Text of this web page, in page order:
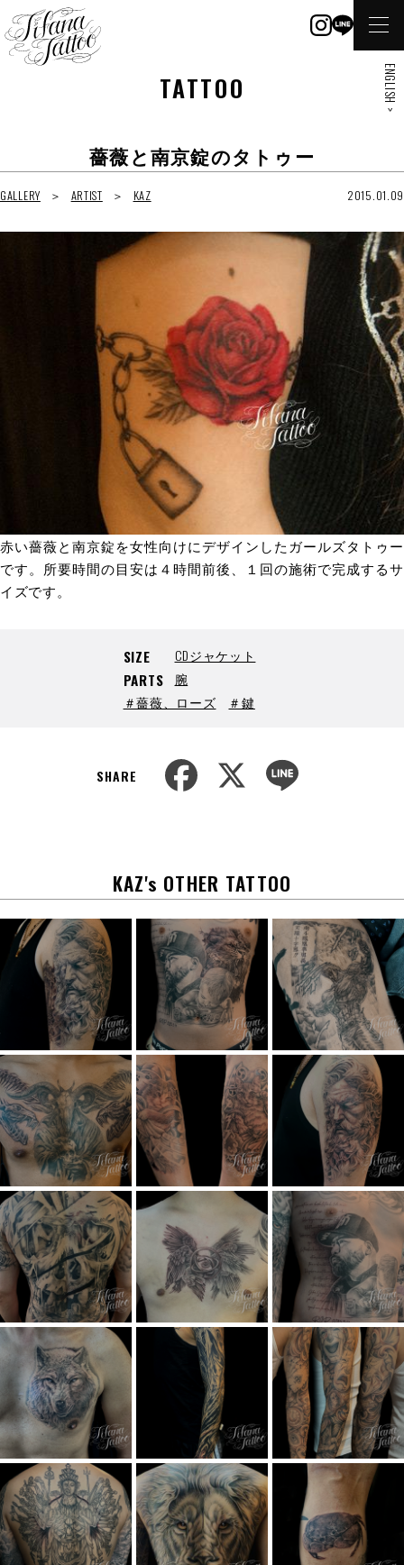
TATTOO
薔薇と南京錠のタトゥー
GALLERY ARTIST KAZ 2015.01.09
赤い薔薇と南京錠を女性向けにデザインしたガールズタトゥー
です。所要時間の目安は４時間前後、１回の施術で完成するサ
イズです。
SIZE CDジャケット
PARTS
腕
＃薔薇、ローズ
＃鍵
SHARE
KAZ's OTHER TATTOO
ENGLISH >